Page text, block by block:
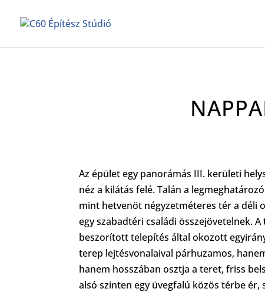
Azépületegy panorámás III. kerületi
néz a kilátás felé. Talán a
mint hetvenöt négyzetméteres tér a déli
egy szabadtéri családi összejövetelnek.
beszorított telepítés által okozott
terep lejtésvonalaival párhuzamos,
hanem hosszában osztja a teret, friss
alsó szinten egy üvegfalú közös térbe